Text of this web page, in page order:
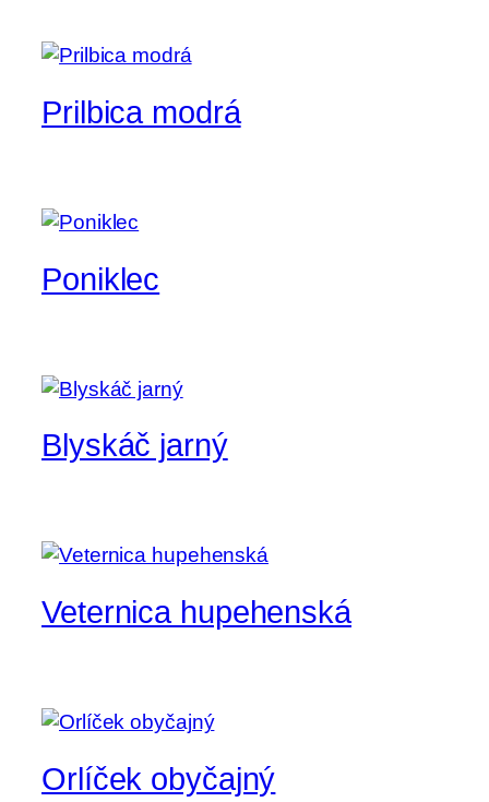
Prilbica modrá
Poniklec
Blyskáč jarný
Veternica hupehenská
Orlíček obyčajný